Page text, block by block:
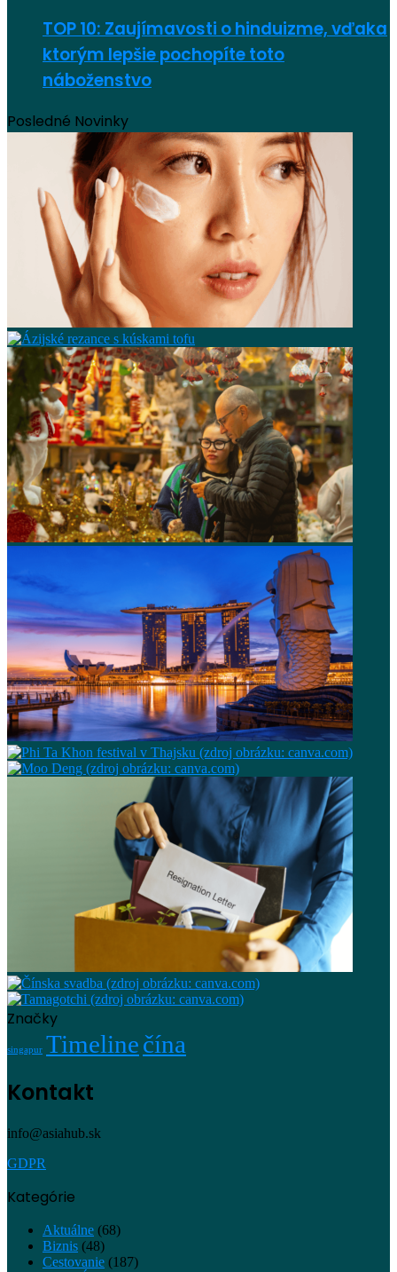
TOP 10: Zaujímavosti o hinduizme, vďaka
ktorým lepšie pochopíte toto
náboženstvo
Posledné Novinky
Značky
singapur Timelinečína
Kontakt
info@asiahub.sk
GDPR
Kategórie
Aktuálne (68)
Biznis (48)
Cestovanie (187)